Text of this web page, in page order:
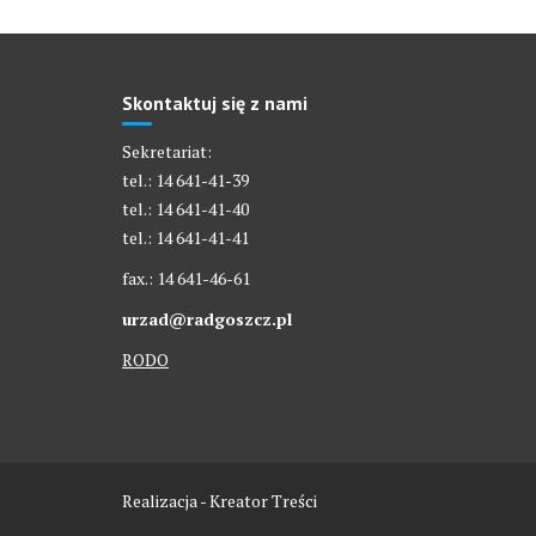
Skontaktuj się z nami
Sekretariat:
tel.: 14 641-41-39
tel.: 14 641-41-40
tel.: 14 641-41-41
fax.: 14 641-46-61
urzad@radgoszcz.pl
RODO
Realizacja - Kreator Treści